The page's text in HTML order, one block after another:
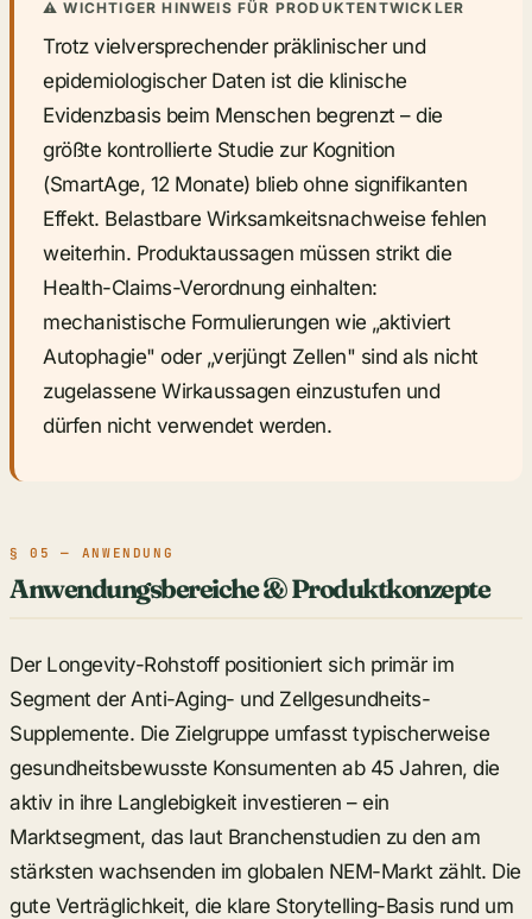
⚠ WICHTIGER HINWEIS FÜR PRODUKTENTWICKLER
Trotz vielversprechender präklinischer und
epidemiologischer Daten ist die klinische
Evidenzbasis beim Menschen begrenzt – die
größte kontrollierte Studie zur Kognition
(SmartAge, 12 Monate) blieb ohne signifikanten
Effekt. Belastbare Wirksamkeitsnachweise fehlen
weiterhin. Produktaussagen müssen strikt die
Health-Claims-Verordnung einhalten:
mechanistische Formulierungen wie „aktiviert
Autophagie" oder „verjüngt Zellen" sind als nicht
zugelassene Wirkaussagen einzustufen und
dürfen nicht verwendet werden.
§ 05 — ANWENDUNG
Anwendungsbereiche & Produktkonzepte
Der Longevity-Rohstoff positioniert sich primär im
Segment der Anti-Aging- und Zellgesundheits-
Supplemente. Die Zielgruppe umfasst typischerweise
gesundheitsbewusste Konsumenten ab 45 Jahren, die
aktiv in ihre Langlebigkeit investieren – ein
Marktsegment, das laut Branchenstudien zu den am
stärksten wachsenden im globalen NEM-Markt zählt. Die
gute Verträglichkeit, die klare Storytelling-Basis rund um